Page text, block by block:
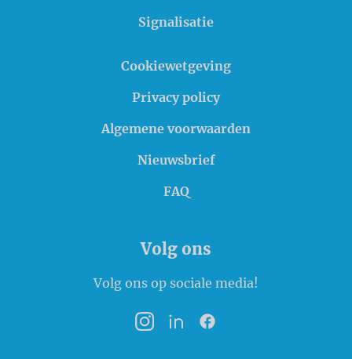
Signalisatie
Cookiewetgeving
Privacy policy
Algemene voorwaarden
Nieuwsbrief
FAQ
Volg ons
Volg ons op sociale media!
InstagramLinkedInFacebook